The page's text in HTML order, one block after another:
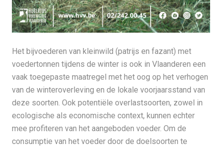
Het bijvoederen van kleinwild (patrijs en fazant) met
voedertonnen tijdens de winter is ook in Vlaanderen een
vaak toegepaste maatregel met het oog op het verhogen
van de winteroverleving en de lokale voorjaarsstand van
deze soorten. Ook potentiële overlastsoorten, zowel in
ecologische als economische context, kunnen echter
mee profiteren van het aangeboden voeder. Om de
consumptie van het voeder door de doelsoorten te